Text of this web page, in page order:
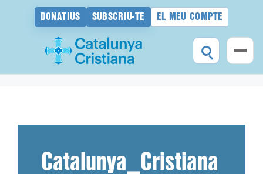
DONATIUS SUBSCRIU-TE EL MEU COMPTE
Catalunya_Cristiana